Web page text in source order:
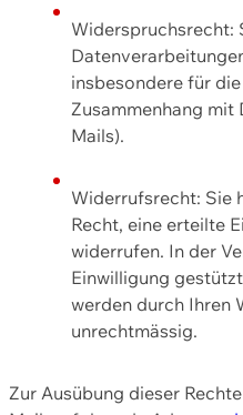
Widerspruchsrecht:
insbesondere für
Zusammenhang mit
Mails).
Widerrufsrecht: Sie
Recht, eine erteilte
widerrufen. In der
Einwilligung
werden durch Ihren
unrechtmässig.
Zur Ausübung dieser